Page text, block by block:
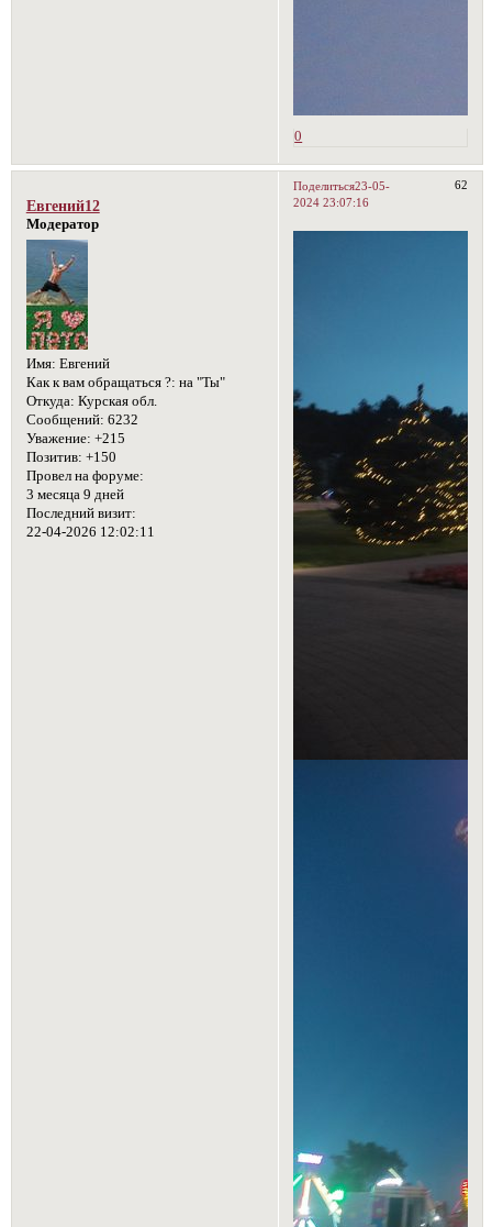
0
Поделиться 62
23-05-
2024 23:07:16
Евгений12
Модератор
Имя: Евгений
Как к вам обращаться ?: на "Ты"
Откуда: Курская обл.
Сообщений: 6232
Уважение: +215
Позитив: +150
Провел на форуме:
3 месяца 9 дней
Последний визит:
22-04-2026 12:02:11